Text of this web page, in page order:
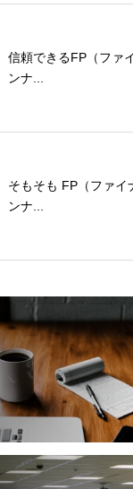
信頼できるFP（ファ
ンナ...
そもそも FP（ファイ
ンナ...